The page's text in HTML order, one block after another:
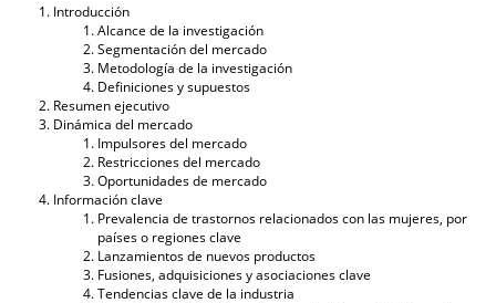
Introducción
Alcance de la investigación
Segmentación del mercado
Metodología de la investigación
Definiciones y supuestos
Resumen ejecutivo
Dinámica del mercado
Impulsores del mercado
Restricciones del mercado
Oportunidades de mercado
Información clave
Prevalencia de trastornos relacionados con las mujeres, por
países o regiones clave
Lanzamientos de nuevos productos
Fusiones, adquisiciones y asociaciones clave
Tendencias clave de la industria